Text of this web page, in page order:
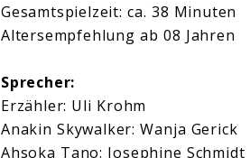
Gesamtspielzeit: ca. 38 Minuten
Altersempfehlung ab 08 Jahren
Sprecher:
Erzähler: Uli Krohm
Anakin Skywalker: Wanja Gerick
Ahsoka Tano: Josephine Schmidt